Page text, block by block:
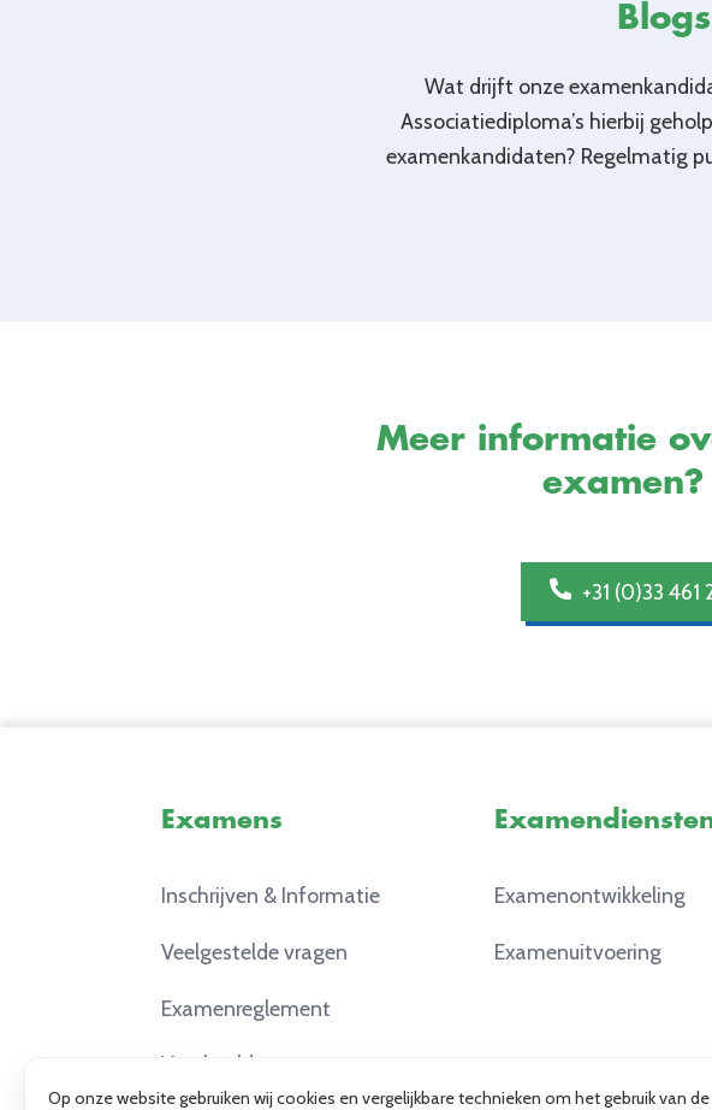
Wat drijft onze
Associatiediploma’s hierbij
examenkandidaten? Regelmatig
Meer informatie
+31 (0)33 461
Examens
Inschrijven & Informatie
Veelgestelde vragen
Examenreglement
Voorbeeldexamens
Examenontwikkeling
Examenuitvoering
Op onze website gebruiken wij cookies en vergelijkbare technieken om het gebruik van